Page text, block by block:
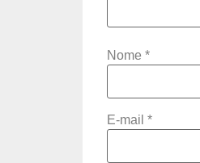
Nome *
E-mail *